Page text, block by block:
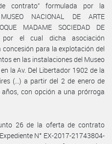
contrato” formulada por la
NACIONAL DE ARTE
MADAME SOCIEDAD DE
por el cual dicha asociación
para la explotación del
en las instalaciones del Museo
la Av. Del Libertador 1902 de la
(...) a partir del 2 de enero de
con opción a una prórroga
26 de la oferta de contrato
N° EX-2017-21743804-